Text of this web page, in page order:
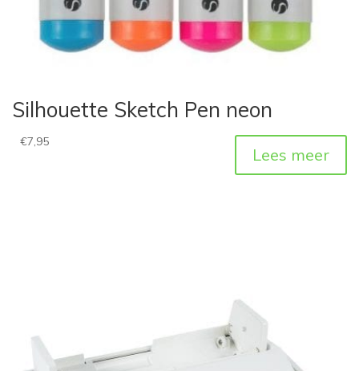
Silhouette Sketch Pen neon
€7,95
Lees meer